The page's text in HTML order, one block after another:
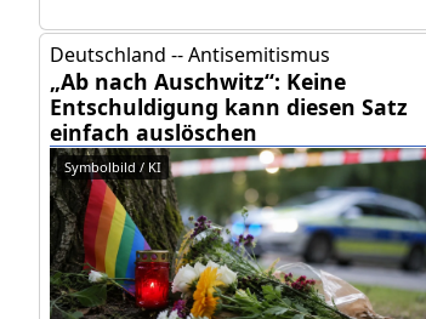
Deutschland -- Antisemitismus
„Ab nach Auschwitz“: Keine
Entschuldigung kann diesen Satz
einfach auslöschen
Symbolbild / KI